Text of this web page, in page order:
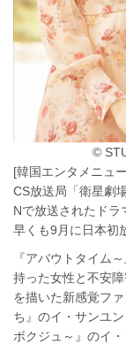
©
[韓国エンタメニュ
CS放送局「衛星劇
Nで放送されたドラ
早くも9月に日本初
『アバウトタイム
持った女性と不安
を描いた新感覚フ
ち』のイ・サンユ
ボクジュ～』のイ